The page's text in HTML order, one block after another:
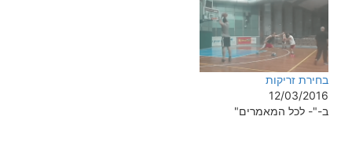
אותו שחקן כל שחקן מגיע
ממקום אחר והמטרה שלו
שונה הדגשים באימון יהיו
שונים בהתאם לרמה
ולמטרה של השחקן
בחירת זריקות
12/03/2016
ב-"- לכל המאמרים"